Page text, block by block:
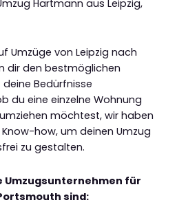
Hartmann aus Leipzig,
Umzüge von Leipzig nach
dir den bestmöglichen
Bedürfnisse
du eine einzelne Wohnung
möchtest, wir haben
how, um deinen Umzug
zu gestalten.
Umzugsunternehmen für
sind: